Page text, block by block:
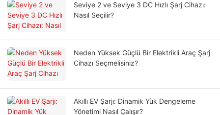
Seviye 2 ve Seviye 3 DC Hızlı Şarj Cihazı:
Nasıl Seçilir?
Neden Yüksek Güçlü Bir Elektrikli Araç Şarj
Cihazı Seçmelisiniz?
Akıllı EV Şarjı: Dinamik Yük Dengeleme
Yönetimi Nasıl Çalışır?